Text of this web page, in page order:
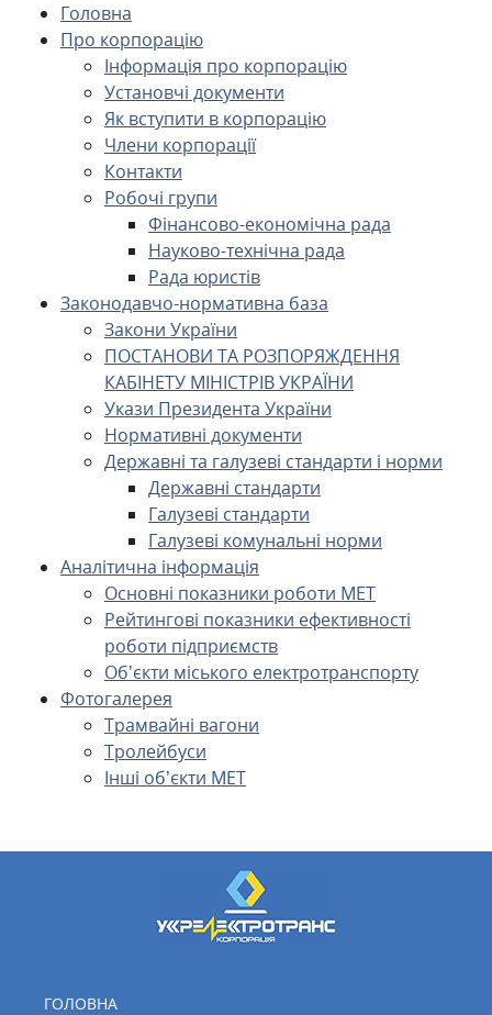
Головна
Про корпорацію
Інформація про корпорацію
Установчі документи
Як вступити в корпорацію
Члени корпорації
Контакти
Робочі групи
Фінансово-економічна рада
Науково-технічна рада
Рада юристів
Законодавчо-нормативна база
Закони України
ПОСТАНОВИ ТА РОЗПОРЯЖДЕННЯ
КАБІНЕТУ МІНІСТРІВ УКРАЇНИ
Укази Президента України
Нормативні документи
Державні та галузеві стандарти і норми
Державні стандарти
Галузеві стандарти
Галузеві комунальні норми
Аналітична інформація
Основні показники роботи МЕТ
Рейтингові показники ефективності
роботи підприємств
Об’єкти міського електротранспорту
Фотогалерея
Трамвайні вагони
Тролейбуси
Інші об’єкти МЕТ
ГОЛОВНА